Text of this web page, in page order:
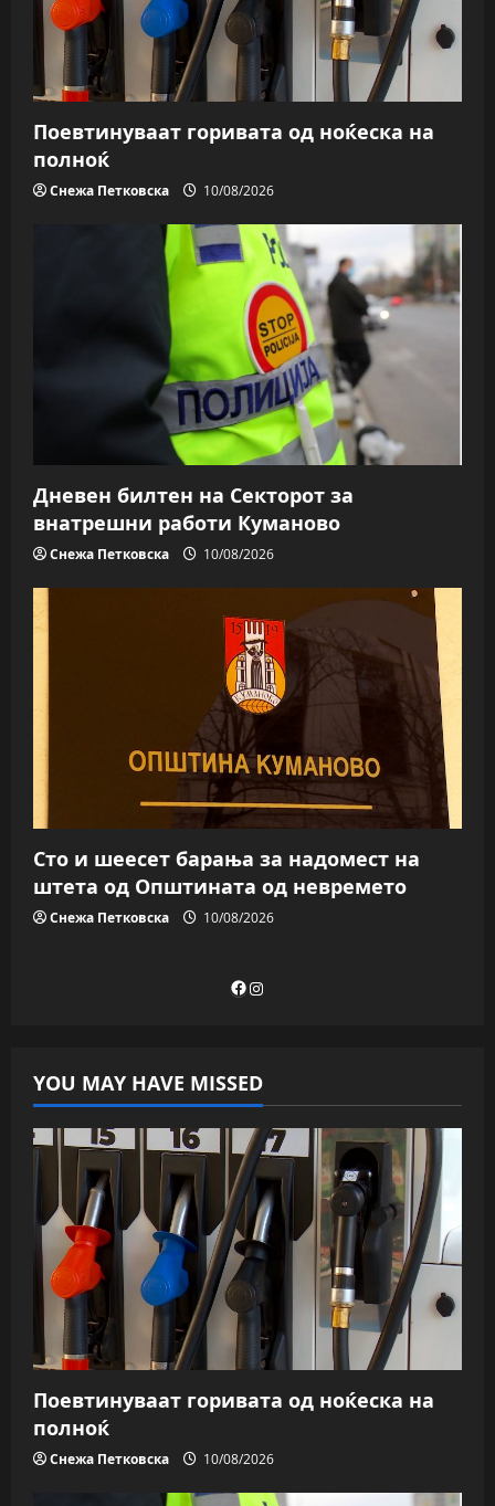
o
n
Поевтинуваат горивата од ноќеска на
полноќ
Снежа Петковска 10/08/2026
Дневен билтен на Секторот за
внатрешни работи Куманово
Снежа Петковска 10/08/2026
Сто и шеесет барања за надомест на
штета од Општината од невремето
Снежа Петковска 10/08/2026
Facebook
Instagram
YOU MAY HAVE MISSED
Поевтинуваат горивата од ноќеска на
полноќ
Снежа Петковска 10/08/2026